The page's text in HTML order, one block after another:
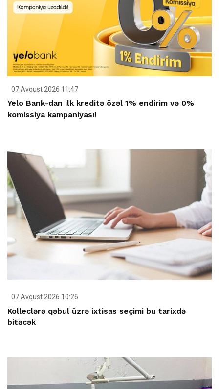
07 Avqust 2026 11:47
Yelo Bank-dan ilk kreditə özəl 1% endirim və 0%
komissiya kampaniyası!
07 Avqust 2026 10:26
Kolleclərə qəbul üzrə ixtisas seçimi bu tarixdə
bitəcək